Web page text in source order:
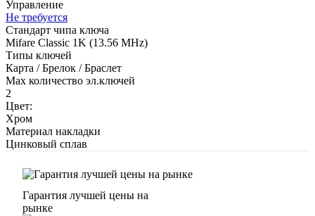
Управление
Не требуется
Стандарт чипа ключа
Mifare Classic 1K (13.56 MHz)
Типы ключей
Карта / Брелок / Браслет
Max количество эл.ключей
2
Цвет:
Хром
Материал накладки
Цинковый сплав
Гарантия лучшей цены на
рынке